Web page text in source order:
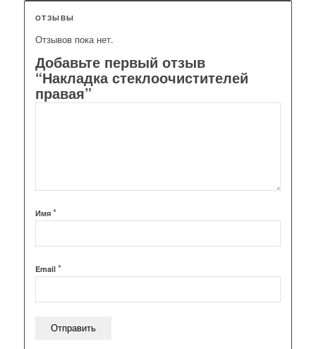
ОТЗЫВЫ
Отзывов пока нет.
Добавьте первый отзыв
“Накладка стеклоочистителей
правая”
Имя *
Email *